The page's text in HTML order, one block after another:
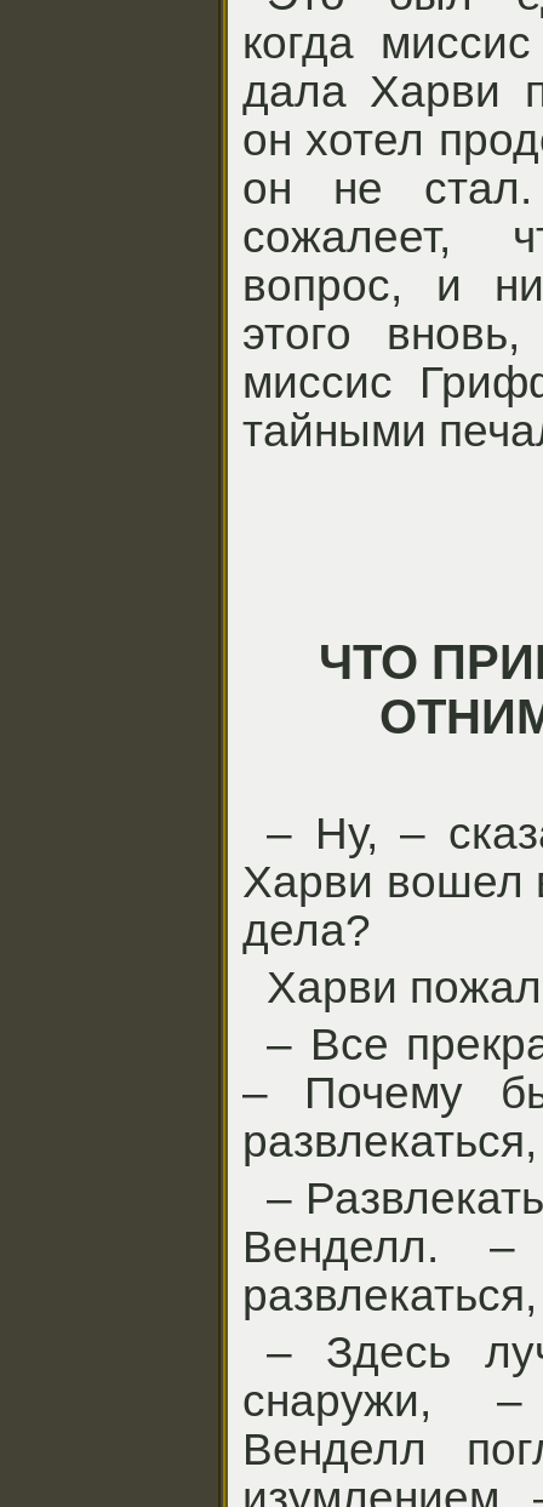
когда
дала Харви
он хотел
он не
сожалеет,
вопрос, и
этого
миссис
тайными
ЧТО
– Ну, –
Харви вошел
дела?
Харви
– Все
– Почему
–
Венделл.
– Здесь
снаружи,
Венделл